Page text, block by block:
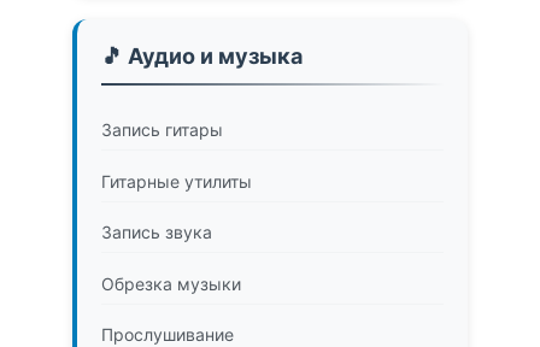
🎵 Аудио и музыка
Запись гитары
Гитарные утилиты
Запись звука
Обрезка музыки
Прослушивание